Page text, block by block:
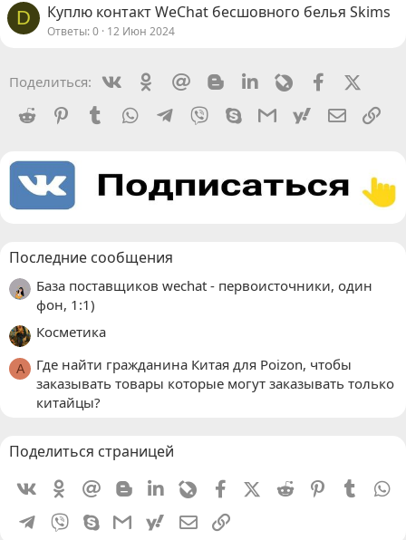
D Куплю контакт WeChat бесшовного белья Skims
Ответы 0 12 Июн 2024
Поделиться: VkontakteOdnoklassniki
Mail.ru BloggerLinkedinLivejournalFacebook
Reddit
PinterestTumblr WhatsAppTelegram
Viber SkypeGmailyahoomail
Последние сообщения
База поставщиков wechat - первоисточники, один
фон, 1:1)
Косметика
A
Где найти гражданина Китая для Poizon, чтобы
заказывать товары которые могут заказывать только
китайцы?
Поделиться страницей
VkontakteOdnoklassniki
Mail.ru BloggerLinkedin
LivejournalFacebookX (Twitter)
Reddit PinterestTumblr
Telegram
Viber SkypeGmailyahoomailЭлектронная почта